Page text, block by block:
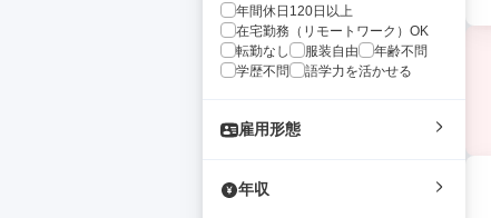
年間休日120日以上
在宅勤務（リモートワーク）OK
転勤なし
服装自由
年齢不問
学歴不問
語学力を活かせる
雇用形態
年収